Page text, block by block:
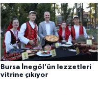
Bursa İnegöl'ün lezzetleri
vitrine çıkıyor